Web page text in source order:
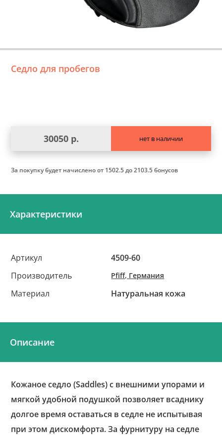
Седло для пробегов
30050 р. нет в наличии
За покупку будет начисленоот 1502.5 до 2103.5 бонусов
Характеристики
Артикул
4509-60
Производитель
Pfiff, Германия
Материал Натуральная кожа
Описание
Кожаное седло (Saddles) с внешними упорами и
мягкой удобной подушкой позволяет всаднику
долгое время оставаться в седле не испытывая
при этом дискомфорта. За фурнитуру на седле